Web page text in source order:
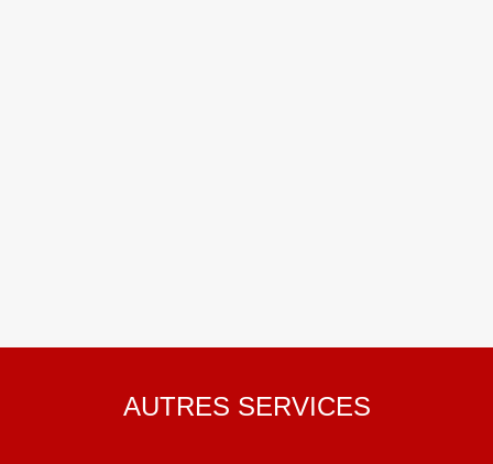
AUTRES SERVICES